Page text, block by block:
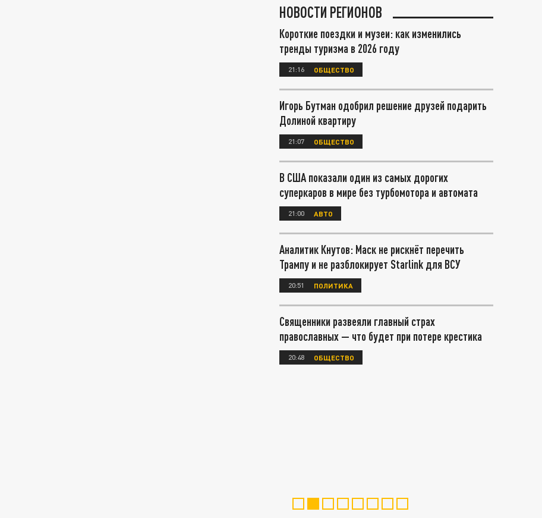
НОВОСТИ РЕГИОНОВ
Короткие поездки и музеи: как изменились
тренды туризма в 2026 году
21:16 ОБЩЕСТВО
Игорь Бутман одобрил решение друзей подарить
Долиной квартиру
21:07 ОБЩЕСТВО
В США показали один из самых дорогих
суперкаров в мире без турбомотора и автомата
21:00 АВТО
Аналитик Кнутов: Маск не рискнёт перечить
Трампу и не разблокирует Starlink для ВСУ
20:51 ПОЛИТИКА
Священники развеяли главный страх
православных — что будет при потере крестика
20:48 ОБЩЕСТВО